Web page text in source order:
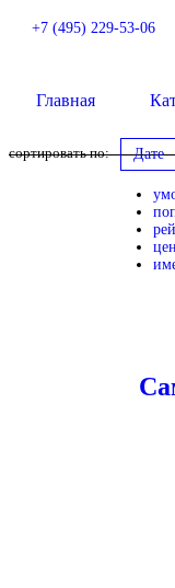
+7 (495) 229-53-06
Главная
сортировать по: Дате